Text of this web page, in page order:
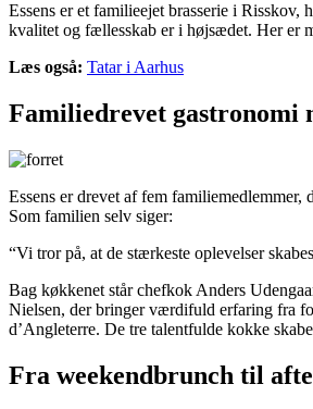
Essens er et familieejet brasserie i
kvalitet og fællesskab er i højsædet. Her er
Læs også: Tatar i Aarhus
Familiedrevet gastronomi
Essens er drevet af fem
Som familien selv siger:
“Vi tror på, at de stærkeste oplevelser
Bag køkkenet står chefkok Anders
Nielsen, der bringer værdifuld erfaring fra
d’Angleterre. De tre talentfulde kokke
Fra weekendbrunch til